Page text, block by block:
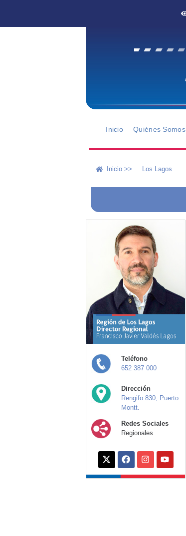
Inicio Quiénes Somos
Inicio >> Los Lagos
Teléfono
652 387 000
Dirección
Rengifo 830, Puerto
Montt.
Redes Sociales
Regionales